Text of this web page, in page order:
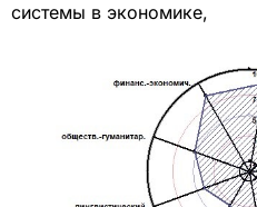
системы в экономике,